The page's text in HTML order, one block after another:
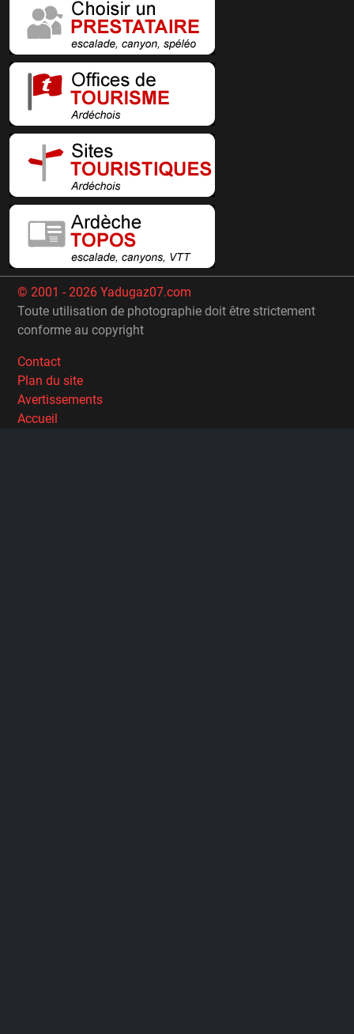
© 2001 - 2026 Yadugaz07.com
Toute utilisation de photographie doit être strictement
conforme au copyright
Contact
Plan du site
Avertissements
Accueil